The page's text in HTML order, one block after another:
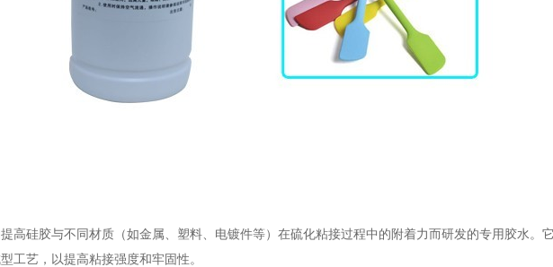
高硅胶与不同材质（如金属、塑料、电镀件等）在硫化粘接过程中的附着力而研发的专用胶水。
工艺，以提高粘接强度和牢固性。